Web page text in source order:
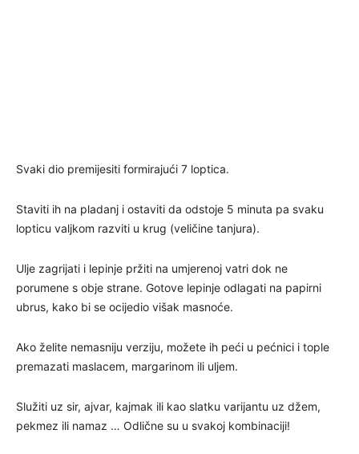
Svaki dio premijesiti formirajući 7 loptica.
Staviti ih na pladanj i ostaviti da odstoje 5 minuta pa svaku
lopticu valjkom razviti u krug (veličine tanjura).
Ulje zagrijati i lepinje pržiti na umjerenoj vatri dok ne
porumene s obje strane. Gotove lepinje odlagati na papirni
ubrus, kako bi se ocijedio višak masnoće.
Ako želite nemasniju verziju, možete ih peći u pećnici i tople
premazati maslacem, margarinom ili uljem.
Služiti uz sir, ajvar, kajmak ili kao slatku varijantu uz džem,
pekmez ili namaz … Odlične su u svakoj kombinaciji!